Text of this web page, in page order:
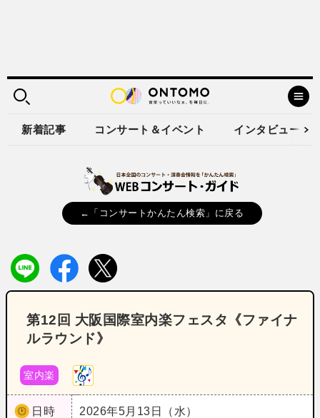
新着記事 コンサート＆イベント インタビュー
←「コンサートかんたん検索」に戻る
第12回 大阪国際室内楽フェスタ《ファイナ
ルラウンド》
室内楽
日時
2026年5月13日（水）